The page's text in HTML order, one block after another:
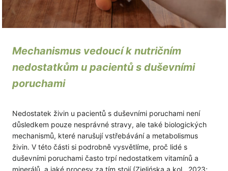
Mechanismus vedoucí k nutričním
nedostatkům u pacientů s duševními
poruchami
Nedostatek živin u pacientů s duševními poruchami není
důsledkem pouze nesprávné stravy, ale také biologických
mechanismů, které narušují vstřebávání a metabolismus
živin. V této části si podrobně vysvětlíme, proč lidé s
duševními poruchami často trpí nedostatkem vitamínů a
minerálů, a jaké procesy za tím stojí (Zielińska a kol., 2023;